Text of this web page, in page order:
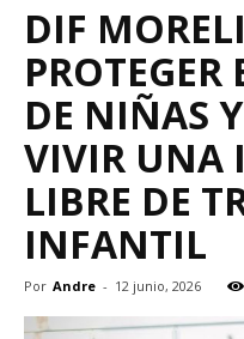
DIF
PROTEGER
DE NIÑAS
VIVIR UNA
LIBRE DE
INFANTIL
Por Andre - 12 junio, 2026